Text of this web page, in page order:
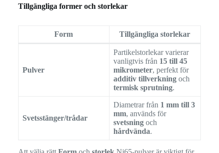
Tillgängliga former och storlekar
Form Tillgängliga storlekar
Pulver
Partikelstorlekar varierar
vanligtvis från 15 till 45
mikrometer, perfekt för
additiv tillverkningoch
termisk sprutning.
Svetsstänger/trådar
Diametrar från 1 mm till 3
mm, används för
svetsningoch
hårdvända.